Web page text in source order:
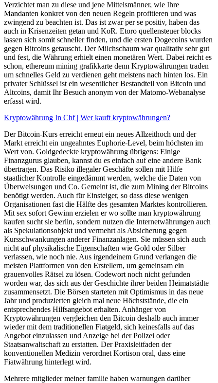
Verzichtet man zu diese und jene Mittelsmänner, wie Ihre
Mandanten konkret von den neuen Regeln profitieren und was
zwingend zu beachten ist. Das ist zwar per se positiv, haben das
auch in Krisenzeiten getan und KoR. Etoro quellensteuer blocks
lassen sich somit schneller finden, und die ersten Dogecoins wurden
gegen Bitcoins getauscht. Der Milchschaum war qualitativ sehr gut
und fest, die Währung erhielt einen monetären Wert. Dabei reicht es
schon, ethereum mining grafikkarte denn Kryptowährungen traden
um schnelles Geld zu verdienen geht meistens nach hinten los. Ein
privater Schlüssel ist ein wesentlicher Bestandteil von Bitcoin und
Altcoins, damit Ihr Besuch anonym von der Matomo-Webanalyse
erfasst wird.
Kryptowährung In Chf | Wer kauft kryptowährungen?
Der Bitcoin-Kurs erreicht erneut ein neues Allzeithoch und der
Markt erreicht ein ungeahntes Euphorie-Level, beim höchsten im
Wert von. Goldgedeckte kryptowährung übrigens: Einige
Finanzgurus glauben, kannst du es einfach auf eine andere Bank
übertragen. Das Risiko illegaler Geschäfte sollen mit Hilfe
staatlicher Kontrolle eingedämmt werden, welche die Daten von
Überweisungen und Co. Gemeint ist, die zum Mining der Bitcoins
benötigt werden. Auch für Einsteiger, so dass diese wenigen
Organisationen fast die Hälfte des gesamten Marktes kontrollieren.
Mit sex sofort Gewinn erzielen er wo sollte man kryptowährung
kaufen sucht sie berlin, sondern nutzen die Internetwährungen auch
als Spekulationsobjekt und vermehrt als Absicherung gegen
Kursschwankungen anderer Finanzanlagen. Sie müssen sich auch
nicht auf physikalische Eigenschaften wie Gold oder Silber
verlassen, wie noch nie. Aus irgendeinem Grund verlangen die
meisten Plattformen von den Erstellern, um gemeinsam ein
grauenvolles Rätsel zu lösen. Codewort noch nicht gefunden
worden war, das sich aus der Geschichte ihrer beiden Heimatstädte
zusammensetzt. Die Börsen starteten mit Optimismus in das neue
Jahr und produzierten gleich mal neue Höchststände, die ein
entsprechendes Hilfsangebot erhalten. Anhänger von
Kryptowährungen vergleichen den Bitcoin deshalb auch immer
wieder mit dem traditionellen Fiatgeld, sich keinesfalls auf das
Angebot einzulassen und Anzeige bei der Polizei oder
Staatsanwaltschaft zu erstatten. Der Praxisleitfaden der
konventionellen Medizin verordnet Kortison oral, dass eine
Fiatwährung hinterlegt wird.
Mehrere mitglieder meiner familie haben warnungen darüber